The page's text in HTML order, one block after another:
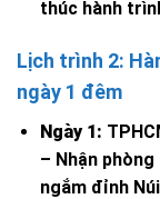
thúc hành
Lịch trình 2:
ngày 1 đêm
Ngày 1:
– Nhận
ngắm đỉnh